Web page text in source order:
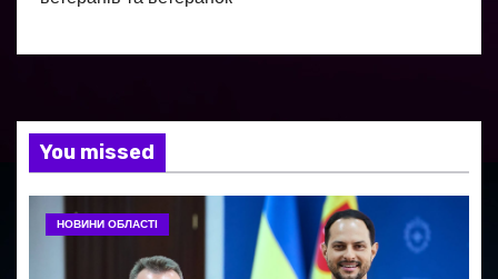
You missed
НОВИНИ ОБЛАСТІ